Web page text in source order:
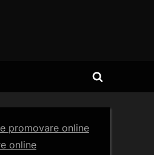
Toggle
promovare online
online